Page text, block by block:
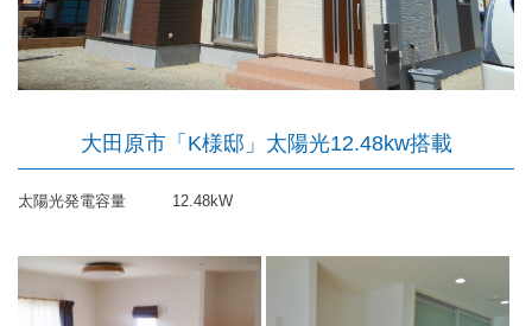
大田原市「K様邸」太陽光12.48kw搭載
太陽光発電容量 12.48kW